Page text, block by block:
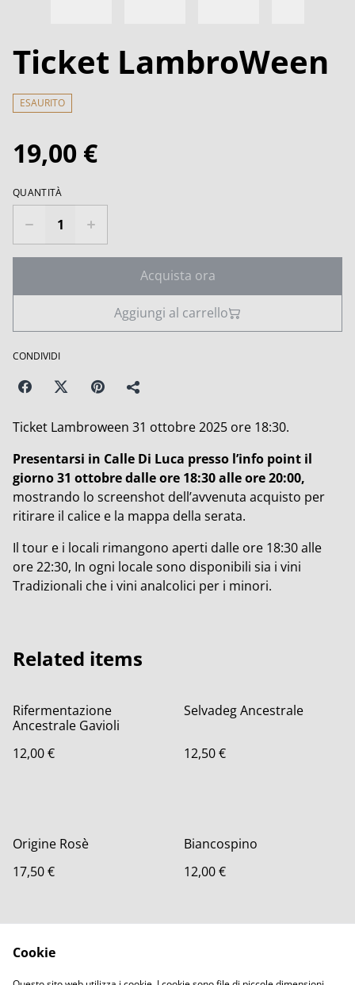
Ticket LambroWeen
ESAURITO
19,00 €
QUANTITÀ
Acquista ora
Aggiungi al carrello
CONDIVIDI
Ticket Lambroween 31 ottobre 2025 ore 18:30.
Presentarsi in Calle Di Luca presso l’info point il
giorno 31 ottobre dalle ore 18:30 alle ore 20:00,
mostrando lo screenshot dell’avvenuta acquisto per
ritirare il calice e la mappa della serata.
Il tour e i locali rimangono aperti dalle ore 18:30 alle
ore 22:30, In ogni locale sono disponibili sia i vini
Tradizionali che i vini analcolici per i minori.
Related items
Rifermentazione
Ancestrale Gavioli
12,00 €
Selvadeg Ancestrale
12,50 €
Origine Rosè
17,50 €
Biancospino
12,00 €
Cookie